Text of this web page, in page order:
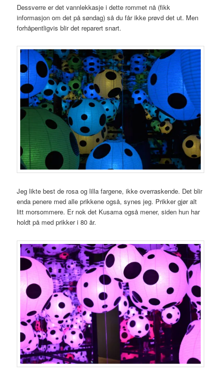
Dessverre er det vannlekkasje i dette rommet nå (fikk
informasjon om det på søndag) så du får ikke prøvd det ut. Men
forhåpentligvis blir det reparert snart.
Jeg likte best de rosa og lilla fargene, ikke overraskende. Det blir
enda penere med alle prikkene også, synes jeg. Prikker gjør alt
litt morsommere. Er nok det Kusama også mener, siden hun har
holdt på med prikker i 80 år.